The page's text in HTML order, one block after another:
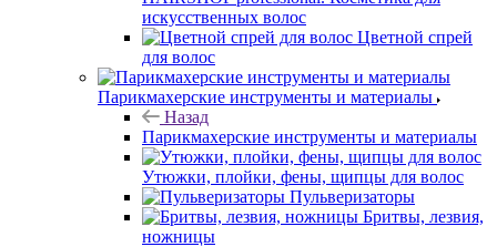
искусственных волос
Цветной спрей
для волос
Парикмахерские инструменты и материалы
Назад
Парикмахерские инструменты и материалы
Утюжки, плойки, фены, щипцы для волос
Пульверизаторы
Бритвы, лезвия,
ножницы